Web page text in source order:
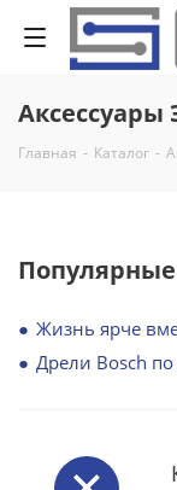
Главная - Каталог -
Жизнь ярче
Дрели Bosch